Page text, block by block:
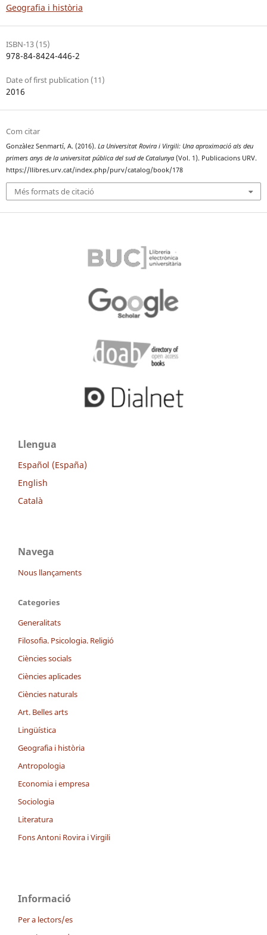
Geografia i història
ISBN-13 (15)
978-84-8424-446-2
Date of first publication (11)
2016
Com citar
Gonzàlez Senmartí, A. (2016). La Universitat Rovira i Virgili: Una aproximació als deu
primers anys de la universitat pública del sud de Catalunya(Vol. 1). Publicacions URV.
https://llibres.urv.cat/index.php/purv/catalog/book/178
Més formats de citació
Llengua
Español (España)
English
Català
Navega
Nous llançaments
Categories
Generalitats
Filosofia. Psicologia. Religió
Ciències socials
Ciències aplicades
Ciències naturals
Art. Belles arts
Lingüística
Geografia i història
Antropologia
Economia i empresa
Sociologia
Literatura
Fons Antoni Rovira i Virgili
Informació
Per a lectors/es